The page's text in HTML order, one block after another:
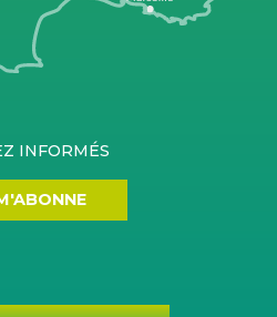
INFORMÉS